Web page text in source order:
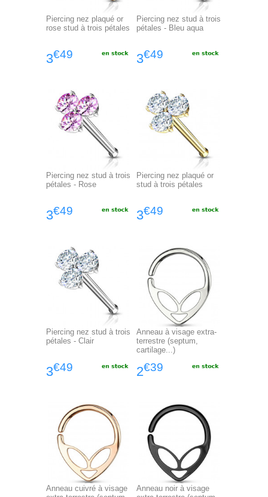
Piercing nez plaqué or
rose stud à trois pétales
3€49
Piercing nez stud à trois
pétales - Bleu aqua
3€49
Piercing nez stud à trois
pétales - Rose
3€49
Piercing nez plaqué or
stud à trois pétales
3€49
Piercing nez stud à trois
pétales - Clair
3€49
Anneau à visage extra-
terrestre (septum,
cartilage...)
2€39
Anneau cuivré à visage
Anneau noir à visage